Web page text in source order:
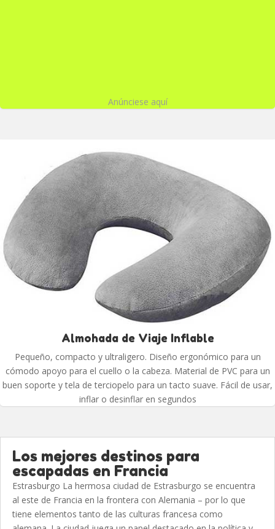
Anúnciese aquí
Almohada de Viaje Inflable
Pequeño, compacto y ultraligero. Diseño ergonómico para un
cómodo apoyo para el cuello o la cabeza. Material de PVC para un
buen soporte y tela de terciopelo para un tacto suave. Fácil de usar,
inflar o desinflar en segundos
Los mejores destinos para
escapadas en Francia
Estrasburgo La hermosa ciudad de Estrasburgo se encuentra
al este de Francia en la frontera con Alemania – por lo que
tiene elementos tanto de las culturas francesa como